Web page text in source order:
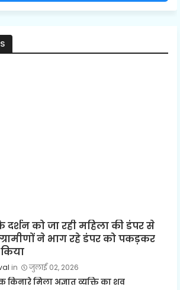
दर्शन को जा रही महिला की डंपर से
ने भाग रहे डंपर को पकड़कर
जुलाई 02, 2026
किनारे मिला अज्ञात व्यक्ति का शव